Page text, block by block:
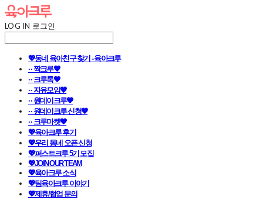
LOG IN 로그인
💖동네 육아친구 찾기 - 육아크루
· · 짝크루🧡
· · 크루톡🧡
· · 자유모임🧡
· · 원데이크루🧡
· · 원데이크루 신청🧡
· · 크루마켓🧡
💖육아크루 후기
💖우리 동네 오픈 신청
💖퍼스트크루 5기 모집
💖JOIN OUR TEAM
💖육아크루 소식
💖팀육아크루 이야기
💖제휴/협업 문의